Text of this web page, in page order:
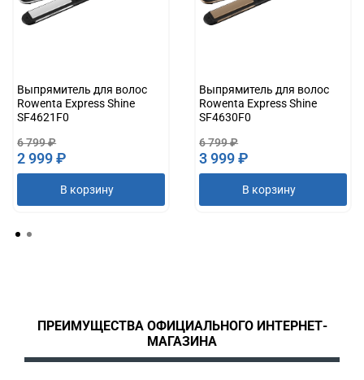
Выпрямитель для волос
Rowenta Express Shine
SF4621F0
6 799 ₽
2 999 ₽
В корзину
Выпрямитель для волос
Rowenta Express Shine
SF4630F0
6 799 ₽
3 999 ₽
В корзину
ПРЕИМУЩЕСТВА ОФИЦИАЛЬНОГО ИНТЕРНЕТ-
МАГАЗИНА